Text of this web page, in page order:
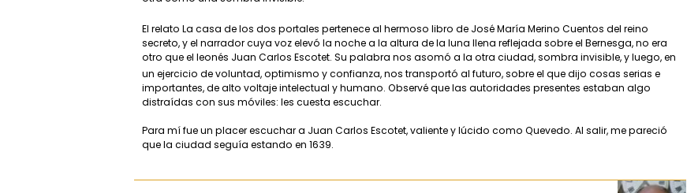
El relato La casa de los dos portales pertenece al hermoso libro de José María Merino Cuentos del reino
secreto, y el narrador cuya voz elevó la noche a la altura de la luna llena reflejada sobre el Bernesga, no era
otro que el leonés Juan Carlos Escotet. Su palabra nos asomó a la otra ciudad, sombra invisible, y luego, en
un ejercicio de voluntad, optimismo y confianza, nos transportó al futuro, sobre el que dijo cosas serias e
importantes, de alto voltaje intelectual y humano. Observé que las autoridades presentes estaban algo
distraídas con sus móviles: les cuesta escuchar.
Para mí fue un placer escuchar a Juan Carlos Escotet, valiente y lúcido como Quevedo. Al salir, me pareció
que la ciudad seguía estando en 1639.